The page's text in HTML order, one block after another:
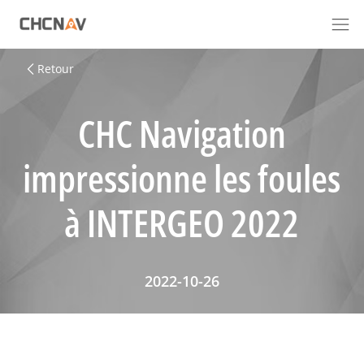
Retour
CHC Navigation
impressionne les foules
à INTERGEO 2022
2022-10-26